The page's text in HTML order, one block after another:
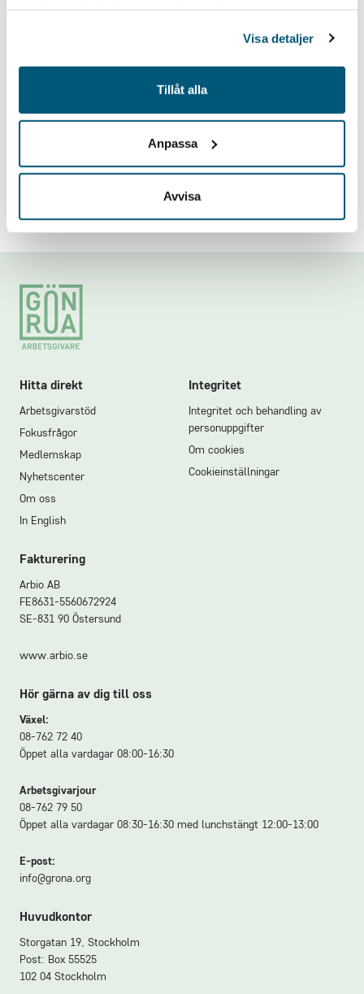
Visa detaljer
Tillåt alla
Anpassa
Avvisa
Footer
Hitta direkt
Arbetsgivarstöd
Fokusfrågor
Medlemskap
Nyhetscenter
Om oss
In English
Integritet
Integritet och behandling av
personuppgifter
Om cookies
Cookieinställningar
Fakturering
Arbio AB
FE8631-5560672924
SE-831 90 Östersund
www.arbio.se
Hör gärna av dig till oss
Växel:
08-762 72 40
Öppet alla vardagar 08:00-16:30
Arbetsgivarjour
08-762 79 50
Öppet alla vardagar 08:30-16:30 med lunchstängt 12:00-13:00
E-post:
info@grona.org
Huvudkontor
Storgatan 19, Stockholm
Post: Box 55525
102 04 Stockholm